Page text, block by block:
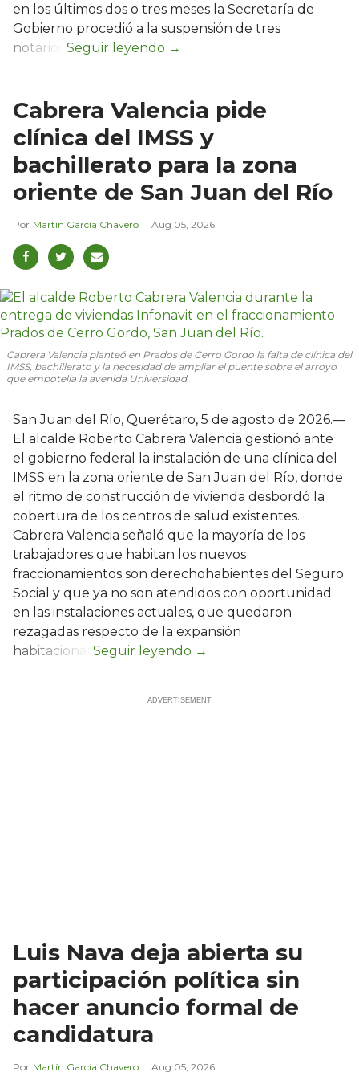
en los últimos dos o tres meses la Secretaría de
Gobierno procedió a la suspensión de tres
notarios.
Cabrera Valencia pide
clínica del IMSS y
bachillerato para la zona
oriente de San Juan del Río
Martín García Chavero Aug 05, 2026
Cabrera Valencia planteó en Prados de Cerro Gordo la falta de clínica del
IMSS, bachillerato y la necesidad de ampliar el puente sobre el arroyo
que embotella la avenida Universidad.
San Juan del Río, Querétaro, 5 de agosto de 2026.—
El alcalde Roberto Cabrera Valencia gestionó ante
el gobierno federal la instalación de una clínica del
IMSS en la zona oriente de San Juan del Río, donde
el ritmo de construcción de vivienda desbordó la
cobertura de los centros de salud existentes.
Cabrera Valencia señaló que la mayoría de los
trabajadores que habitan los nuevos
fraccionamientos son derechohabientes del Seguro
Social y que ya no son atendidos con oportunidad
en las instalaciones actuales, que quedaron
rezagadas respecto de la expansión
habitacional.
Luis Nava deja abierta su
participación política sin
hacer anuncio formal de
candidatura
Martín García Chavero Aug 05, 2026